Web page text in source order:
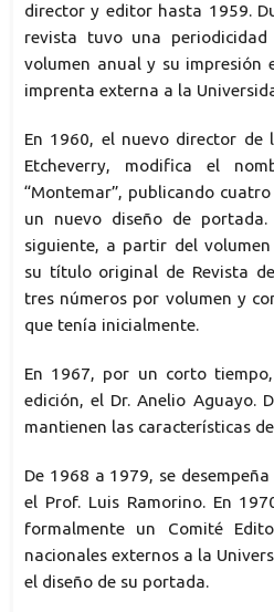
director y editor hasta 1959.
revista tuvo una
volumen anual y su impresión
imprenta externa a la
En 1960, el nuevo director de
Etcheverry, modifica el
“Montemar”, publicando
un nuevo diseño de
siguiente, a partir del
su título original de Revista
tres números por volumen y
que tenía inicialmente.
En 1967, por un corto
edición, el Dr. Anelio Aguayo.
mantienen las características
De 1968 a 1979, se
el Prof. Luis Ramorino. En
formalmente un Comité
nacionales externos a la
el diseño de su portada.